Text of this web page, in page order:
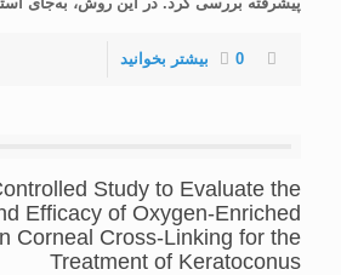
0 بیشتر بخوانید
Study to Evaluate the
Efficacy of Oxygen-Enriched
Corneal Cross-Linking for the
Treatment of Keratoconus